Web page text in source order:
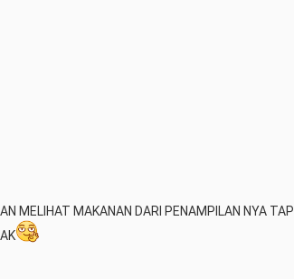
MELIHAT MAKANAN DARI PENAMPILAN NYA TAPI